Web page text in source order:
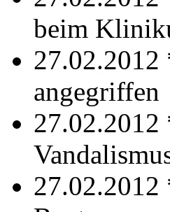
beim
27.02.2012
angegriffen
27.02.2012
27.02.2012